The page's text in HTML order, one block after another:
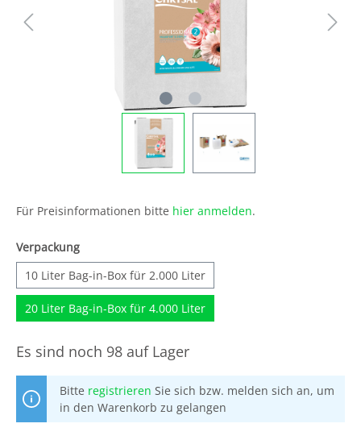
Für Preisinformationen bitte hier anmelden.
Verpackung
10 Liter Bag-in-Box für 2.000 Liter
20 Liter Bag-in-Box für 4.000 Liter
Es sind noch 98 auf Lager
Bitte registrieren Sie sich bzw. melden sich an, um
in den Warenkorb zu gelangen